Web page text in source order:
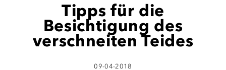
Tipps für die
Besichtigung des
verschneiten Teides
09-04-2018